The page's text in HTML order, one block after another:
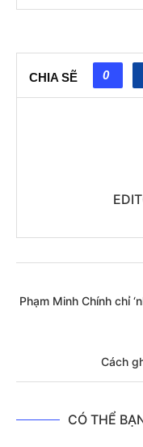
CHIA SẼ 0
Phạm Minh Chính chỉ
Cách
CÓ THỂ